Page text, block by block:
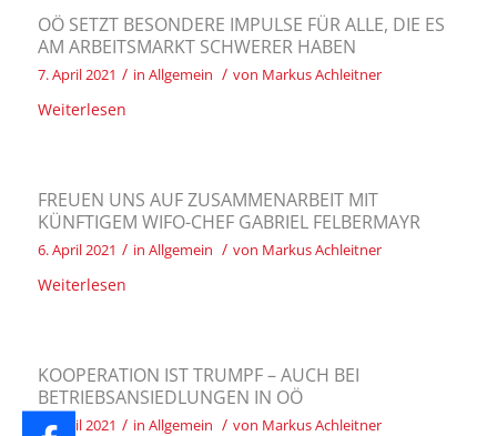
OÖ SETZT BESONDERE IMPULSE FÜR ALLE, DIE ES
AM ARBEITSMARKT SCHWERER HABEN
7. April 2021 / in Allgemein / von Markus Achleitner
Weiterlesen
FREUEN UNS AUF ZUSAMMENARBEIT MIT
KÜNFTIGEM WIFO-CHEF GABRIEL FELBERMAYR
6. April 2021 / in Allgemein / von Markus Achleitner
Weiterlesen
KOOPERATION IST TRUMPF – AUCH BEI
BETRIEBSANSIEDLUNGEN IN OÖ
6. April 2021 / in Allgemein / von Markus Achleitner